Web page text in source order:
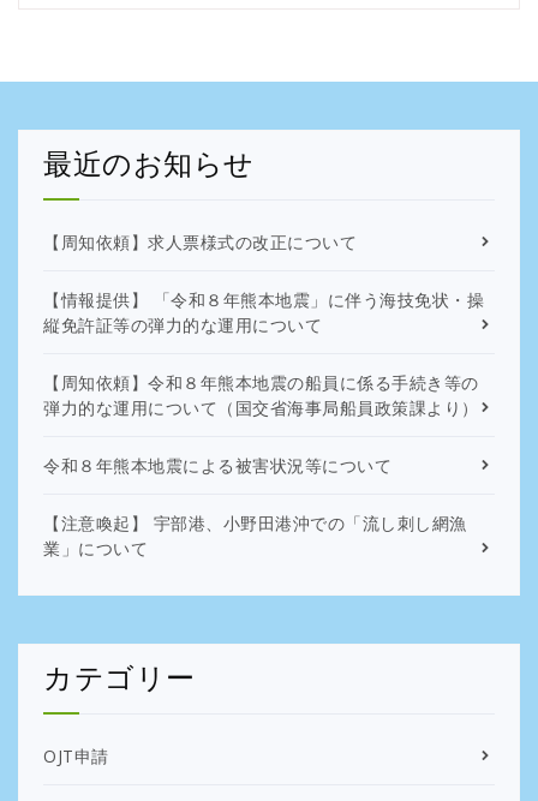
最近のお知らせ
【周知依頼】求人票様式の改正について
【情報提供】 「令和８年熊本地震」に伴う海技免状・操
縦免許証等の弾力的な運用について
【周知依頼】令和８年熊本地震の船員に係る手続き等の
弾力的な運用について（国交省海事局船員政策課より）
令和８年熊本地震による被害状況等について
【注意喚起】 宇部港、小野田港沖での「流し刺し網漁
業」について
カテゴリー
OJT申請